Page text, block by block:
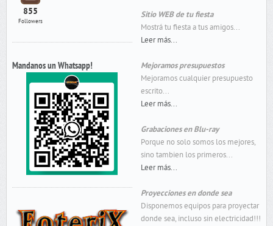
855
Followers
Mandanos un Whatsapp!
Sitio WEB de tu fiesta
Mostrá tu fiesta a tus amigos...
Leer más...
Mejoramos presupuestos
Mejoramos cualquier presupuesto
escrito...
Leer más...
Grabaciones en Blu-ray
Porque no solo somos los mejores,
sino tambien los primeros...
Leer más...
Proyecciones en donde sea
Disponemos equipos para proyectar
donde sea, incluso sin electricidad!!!